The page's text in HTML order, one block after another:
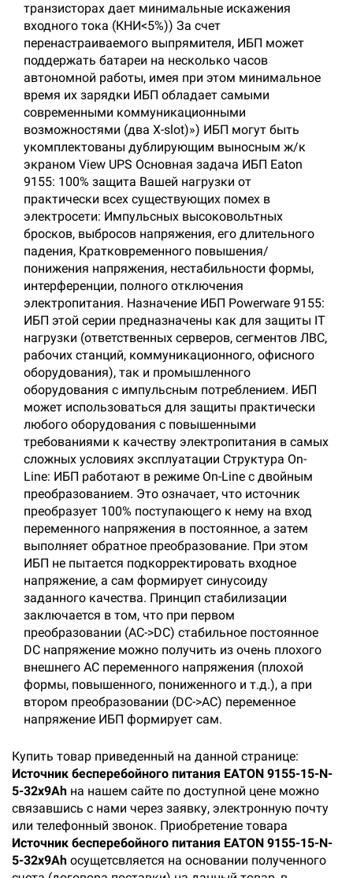
транзисторах дает минимальные искажения
входного тока (КНИ<5%)) За счет
перенастраиваемого выпрямителя, ИБП может
поддержать батареи на несколько часов
автономной работы, имея при этом минимальное
время их зарядки ИБП обладает самыми
современными коммуникационными
возможностями (два X-slot)») ИБП могут быть
укомплектованы дублирующим выносным ж/к
экраном View UPS Основная задача ИБП Eaton
9155: 100% защита Вашей нагрузки от
практически всех существующих помех в
электросети: Импульсных высоковольтных
бросков, выбросов напряжения, его длительного
падения, Кратковременного повышения/
понижения напряжения, нестабильности формы,
интерференции, полного отключения
электропитания. Назначение ИБП Powerware 9155:
ИБП этой серии предназначены как для защиты IT
нагрузки (ответственных серверов, сегментов ЛВС,
рабочих станций, коммуникационного, офисного
оборудования), так и промышленного
оборудования с импульсным потреблением. ИБП
может использоваться для защиты практически
любого оборудования с повышенными
требованиями к качеству электропитания в самых
сложных условиях эксплуатации Структура On-
Line: ИБП работают в режиме On-Line с двойным
преобразованием. Это означает, что источник
преобразует 100% поступающего к нему на вход
переменного напряжения в постоянное, а затем
выполняет обратное преобразование. При этом
ИБП не пытается подкорректировать входное
напряжение, а сам формирует синусоиду
заданного качества. Принцип стабилизации
заключается в том, что при первом
преобразовании (AC->DC) стабильное постоянное
DC напряжение можно получить из очень плохого
внешнего AC переменного напряжения (плохой
формы, повышенного, пониженного и т.д.), а при
втором преобразовании (DC->AC) переменное
напряжение ИБП формирует сам.
Купить товар приведенный на данной странице:
Источник бесперебойного питания EATON 9155-15-N-
5-32x9Ah на нашем сайте по доступной цене можно
связавшись с нами через заявку, электронную почту
или телефонный звонок. Приобретение товара
Источник бесперебойного питания EATON 9155-15-N-
5-32x9Ah осущетсвляется на основании полученного